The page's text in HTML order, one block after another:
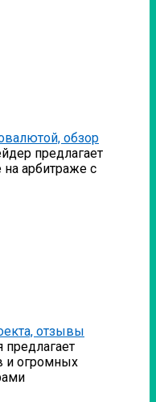
обзор
предлагает
арбитраже с
отзывы
и огромных